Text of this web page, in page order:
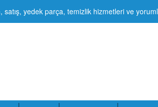
yedek parça, temizlik hizmetleri ve